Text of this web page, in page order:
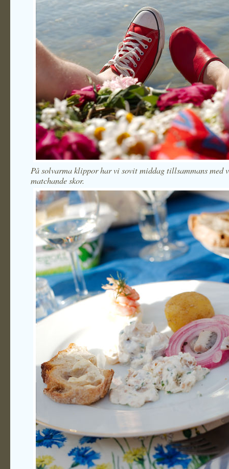
På solvarma klippor har vi sovit middag tillsammans med
matchande skor.